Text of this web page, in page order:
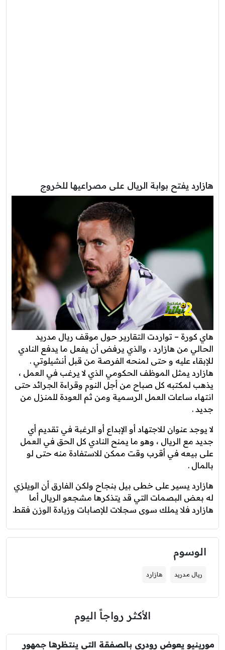
هازارد يفتح بوابة الريال على مصراعيها للخروج
هاي كورة – تواردت التقارير حول موقف ريال مدريد
الحالي من هازارد ، والذي يرفض أن يفعل ما يدفع النادي
للإبقاء عليه و حتى لمنحه الفرصة من قبل أنشيلوتي .
هازارد يمثل الموظف الحكومي الذي لا يرغب في العمل ،
يذهب لمكتبه كل صباح من أجل النوم وقراءة الجرائد حتى
انتهاء ساعات العمل الرسمية ومن ثم العودة للمنزل من
جديد .
لا يوجد عنوان للاجتهاد أو الإبداع أو الرغبة في تقديم أي
جديد مع الريال ، وهو ما يمنح النادي كل الحق في العمل
على بيعه في أقرب وقت ممكن للاستفادة منه حتى لو
بالمال .
هازارد يسير على خطى بيل بنجاح ولكن الفارق أن الويلزي
له بعض البصمات التي قد يتذكرها مشجعو الريال أما
هازارد فلا يملك سوى سجلات للإصابات وزيادة الوزن فقط.
الوسوم
ريال مدريد هازارد
الأكثر رواجاً اليوم
مورينيو يعوض رودري بالصفقة التي ينتظرها جمهور